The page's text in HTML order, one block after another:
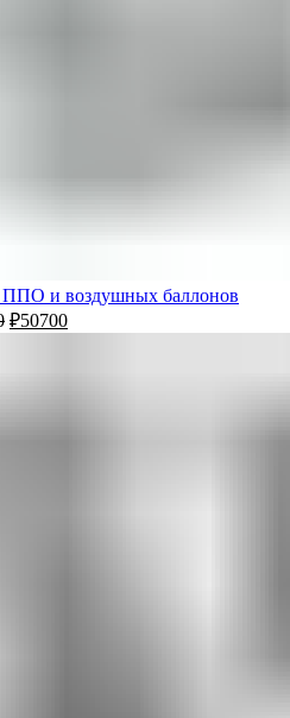
ППО и воздушных баллонов
₽50700